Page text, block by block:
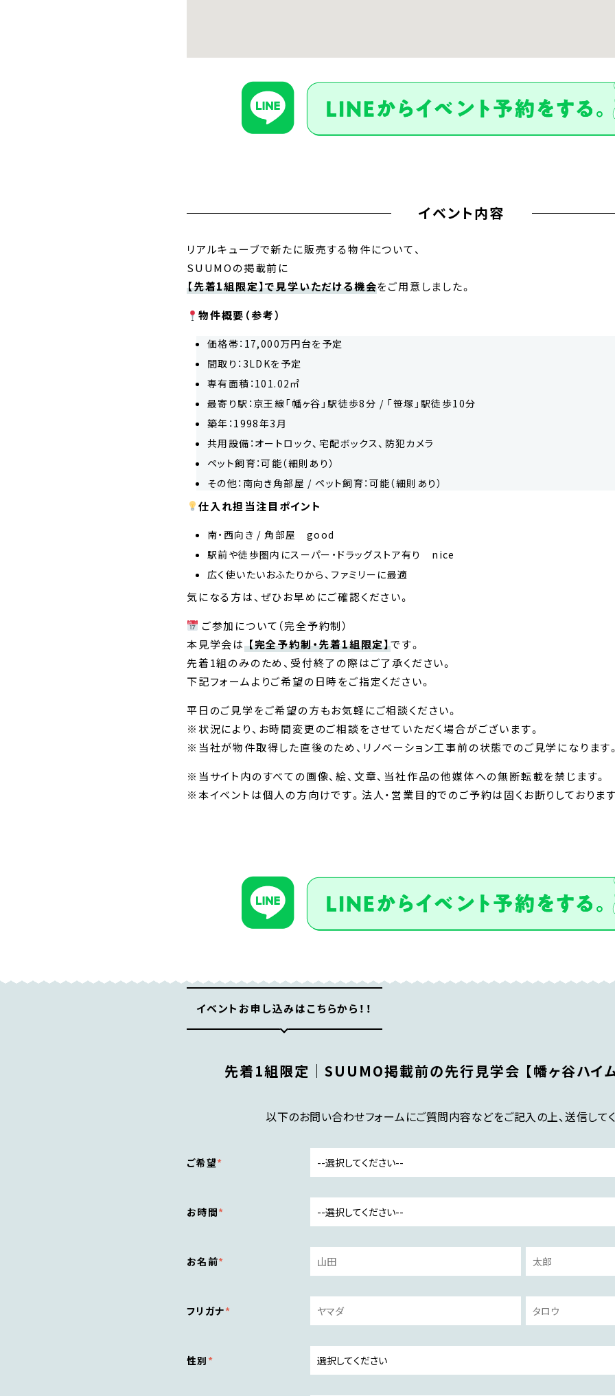
イベント内容
リアルキューブで新たに販売する物件について、
SUUMOの掲載前に
【先着1組限定】で見学いただける機会をご用意しました。
物件概要（参考）
価格帯：17,000万円台を予定
間取り：3LDKを予定
専有面積：101.02㎡
最寄り駅：京王線「幡ヶ谷」駅徒歩8分 / 「笹塚」駅徒歩10分
築年：1998年3月
共用設備：オートロック、宅配ボックス、防犯カメラ
ペット飼育：可能（細則あり）
その他：南向き角部屋 / ペット飼育：可能（細則あり）
仕入れ担当注目ポイント
南・西向き / 角部屋 good
駅前や徒歩圏内にスーパー・ドラッグストア有り nice
広く使いたいおふたりから、ファミリーに最適
気になる方は、ぜひお早めにご確認ください。
ご参加について（完全予約制）
本見学会は 【完全予約制・先着1組限定】です。
先着1組のみのため、受付終了の際はご了承ください。
下記フォームよりご希望の日時をご指定ください。
平日のご見学をご希望の方もお気軽にご相談ください。
※状況により、お時間変更のご相談をさせていただく場合がございます。
※当社が物件取得した直後のため、リノベーション工事前の状態でのご見学になります
※当サイト内のすべての画像、絵、文章、当社作品の他媒体への無断転載を禁じます。
※本イベントは個人の方向けです。法人・営業目的でのご予約は固くお断りしておりま
イベントお申し込みはこちらから！！
先着1組限定｜SUUMO掲載前の先行見学会 【幡ヶ谷ハイ
以下のお問い合わせフォームにご質問内容などをご記入の上、送信して
ご希望
お時間
お名前
フリガナ
性別